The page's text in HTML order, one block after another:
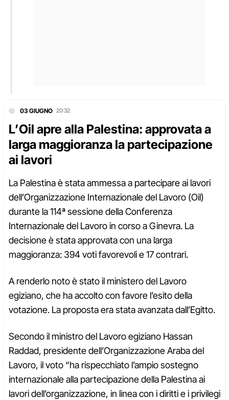
03 GIUGNO 20:32
L’Oil apre alla Palestina: approvata a
larga maggioranza la partecipazione
ai lavori
La Palestina è stata ammessa a partecipare ai lavori
dell’Organizzazione Internazionale del Lavoro (Oil)
durante la 114ª sessione della Conferenza
Internazionale del Lavoro in corso a Ginevra. La
decisione è stata approvata con una larga
maggioranza: 394 voti favorevoli e 17 contrari.
A renderlo noto è stato il ministero del Lavoro
egiziano, che ha accolto con favore l’esito della
votazione. La proposta era stata avanzata dall’Egitto.
Secondo il ministro del Lavoro egiziano Hassan
Raddad, presidente dell’Organizzazione Araba del
Lavoro, il voto “ha rispecchiato l’ampio sostegno
internazionale alla partecipazione della Palestina ai
lavori dell’organizzazione, in linea con i diritti e i privilegi